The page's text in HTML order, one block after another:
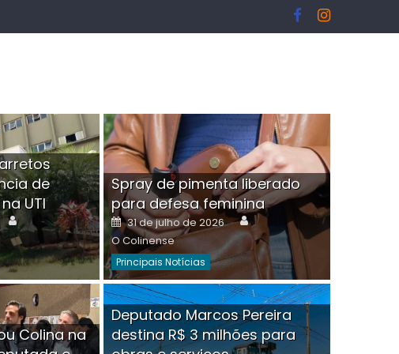
Ângelo Martins Tristão é
mascarado
de
UTI
Author
Spray de pimenta liberado
para defesa feminina
Posted
on
31 de julho de 2026 Author
O Colinense
Principais Notícias
Colina na
Deputado Marcos Pereira
destina R$ 3 milhões para